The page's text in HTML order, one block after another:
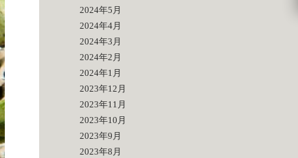
2024年5月
2024年4月
2024年3月
2024年2月
2024年1月
2023年12月
2023年11月
2023年10月
2023年9月
2023年8月